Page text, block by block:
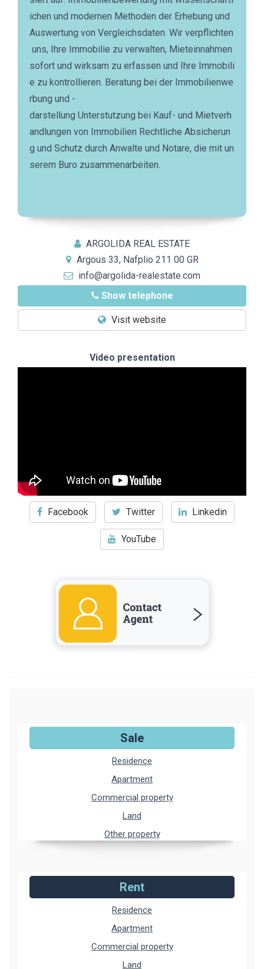
ichen und modernen Methoden der Erhebung und
Auswertung von Vergleichsdaten. Wir verpflichten
uns, Ihre Immobilie zu verwalten, Mieteinnahmen
sofort und wirksam zu erfassen und Ihre Immobili
e zu kontrollieren. Beratung bei der Immobilienwe
rbung und -
darstellung Unterstutzung bei Kauf- und Mietverh
andlungen von Immobilien Rechtliche Absicherun
g und Schutz durch Anwalte und Notare, die mit un
serem Buro zusammenarbeiten.
ARGOLIDA REAL ESTATE
Argous 33, Nafplio 211 00 GR
info@argolida-realestate.com
Show telephone
Visit website
Video presentation
Facebook Twitter Linkedin
YouTube
Sale
Residence
Apartment
Commercial property
Land
Other property
Rent
Residence
Apartment
Commercial property
Land